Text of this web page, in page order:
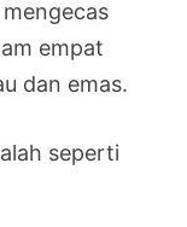
empat
dan emas.
seperti